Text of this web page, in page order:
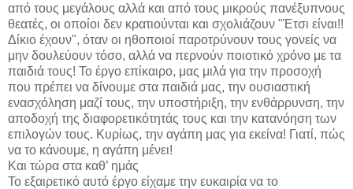
από τους μεγάλους αλλά και από τους μικρούς πανέξυπνους
θεατές, οι οποίοι δεν κρατιούνται και σχολιάζουν "Έτσι είναι!!
Δίκιο έχουν", όταν οι ηθοποιοί παροτρύνουν τους γονείς να
μην δουλεύουν τόσο, αλλά να περνούν ποιοτικό χρόνο με τα
παιδιά τους! Το έργο επίκαιρο, μας μιλά για την προσοχή
που πρέπει να δίνουμε στα παιδιά μας, την ουσιαστική
ενασχόληση μαζί τους, την υποστήριξη, την ενθάρρυνση, την
αποδοχή της διαφορετικότητάς τους και την κατανόηση των
επιλογών τους. Κυρίως, την αγάπη μας για εκείνα! Γιατί, πώς
να το κάνουμε, η αγάπη μένει!
Και τώρα στα καθ’ ημάς
Το εξαιρετικό αυτό έργο είχαμε την ευκαιρία να το